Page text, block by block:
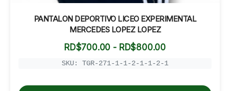
PANTALON DEPORTIVO LICEO EXPERIMENTAL
MERCEDES LOPEZ LOPEZ
RD$700.00 - RD$800.00Rango
precios:
SKU: TGR-271-1-1-2-1-1-2-1